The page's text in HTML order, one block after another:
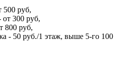
500 руб,
300 руб,
800 руб,
- 50 руб./1 этаж, выше 5-го 100